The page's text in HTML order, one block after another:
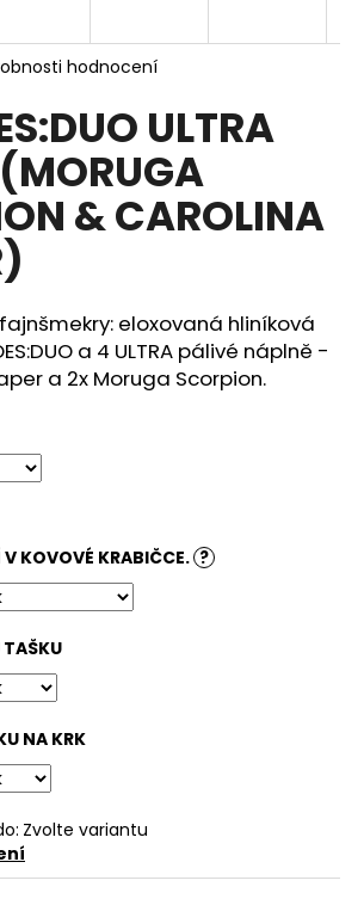
hodnocení
ULTRA
& CAROLINA
eloxovaná hliníková
a 4 ULTRA pálivé náplně -
a 2x Moruga Scorpion.
KOVOVÉ KRABIČCE. ?
NA KRK
Zvolte variantu